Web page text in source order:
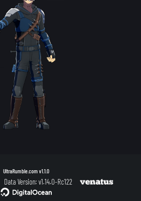
UltraRumble.com v1.1.0
Data Version: v1.14.0-Rc122